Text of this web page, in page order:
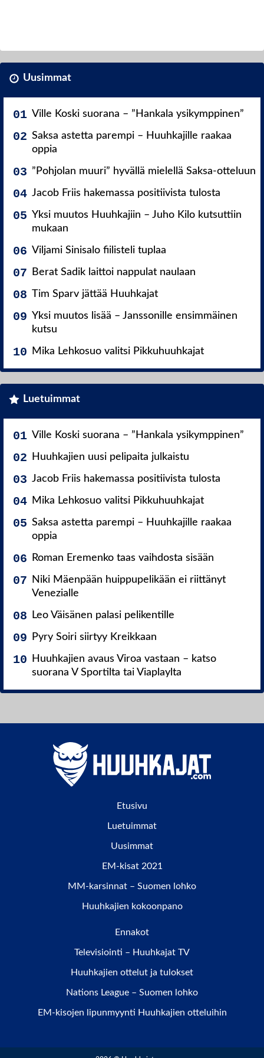
Uusimmat
Ville Koski suorana – ”Hankala ysikymppinen”
Saksa astetta parempi – Huuhkajille raakaa
oppia
”Pohjolan muuri” hyvällä mielellä Saksa-otteluun
Jacob Friis hakemassa positiivista tulosta
Yksi muutos Huuhkajiin – Juho Kilo kutsuttiin
mukaan
Viljami Sinisalo fiilisteli tuplaa
Berat Sadik laittoi nappulat naulaan
Tim Sparv jättää Huuhkajat
Yksi muutos lisää – Janssonille ensimmäinen
kutsu
Mika Lehkosuo valitsi Pikkuhuuhkajat
Luetuimmat
Ville Koski suorana – ”Hankala ysikymppinen”
Huuhkajien uusi pelipaita julkaistu
Jacob Friis hakemassa positiivista tulosta
Mika Lehkosuo valitsi Pikkuhuuhkajat
Saksa astetta parempi – Huuhkajille raakaa
oppia
Roman Eremenko taas vaihdosta sisään
Niki Mäenpään huippupelikään ei riittänyt
Venezialle
Leo Väisänen palasi pelikentille
Pyry Soiri siirtyy Kreikkaan
Huuhkajien avaus Viroa vastaan – katso
suorana V Sportilta tai Viaplaylta
Etusivu
Luetuimmat
Uusimmat
EM-kisat 2021
MM-karsinnat – Suomen lohko
Huuhkajien kokoonpano
Ennakot
Televisiointi – Huuhkajat TV
Huuhkajien ottelut ja tulokset
Nations League – Suomen lohko
EM-kisojen lipunmyynti Huuhkajien otteluihin